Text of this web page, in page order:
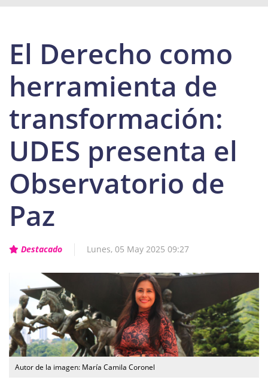
El Derecho como
herramienta de
transformación:
UDES presenta el
Observatorio de
Paz
Destacado Lunes, 05 May 2025 09:27